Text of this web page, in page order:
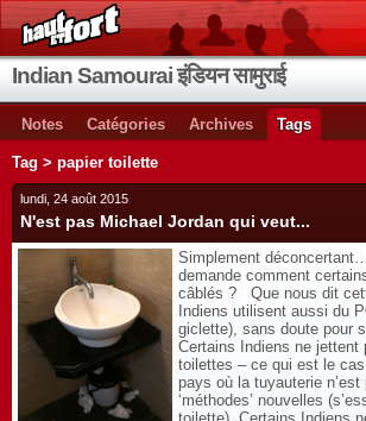
Indian Samourai इंडियन सामुराई
Notes Catégories Archives Tags
Tag > papier toilette
lundi, 24 août 2015
N'est pas Michael Jordan qui veut...
Simplement
demande comment
câblés ? Que nous dit
Indiens utilisent aussi du
giclette), sans doute pour
Certains Indiens ne jettent
toilettes – ce qui est le
pays où la tuyauterie
‘méthodes’ nouvelles